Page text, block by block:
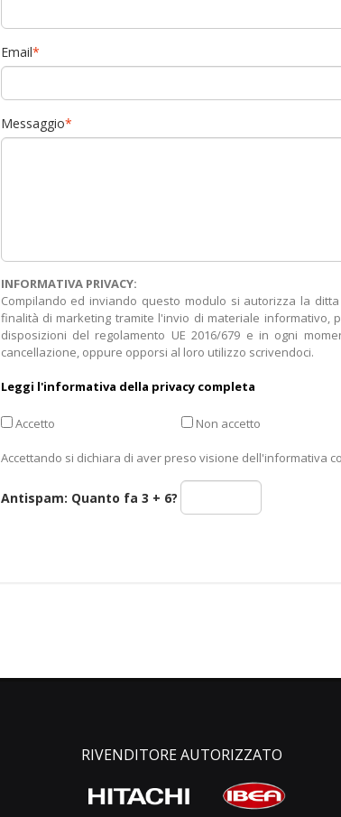
Email*
Messaggio*
INFORMATIVA PRIVACY:
Compilando ed inviando questo modulo si autorizza la
finalità di marketing tramite l'invio di materiale informativo,
disposizioni del regolamento UE 2016/679 e in ogni
cancellazione, oppure opporsi al loro utilizzo scrivendoci.
Leggi l'informativa della privacy completa
Accetto Non accetto
Accettando si dichiara di aver preso visione dell'informativa
Antispam: Quanto fa 3 + 6?
RIVENDITORE AUTORIZZATO